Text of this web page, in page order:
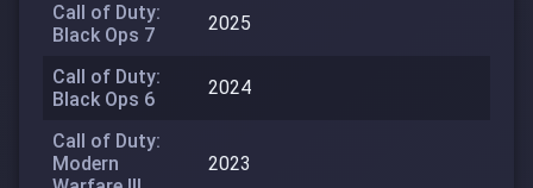
Call of Duty:
Black Ops 7
2025
Call of Duty:
Black Ops 6
2024
Call of Duty:
Modern
2023